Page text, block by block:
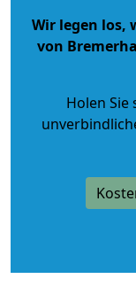
Wir legen los,
von
Holen